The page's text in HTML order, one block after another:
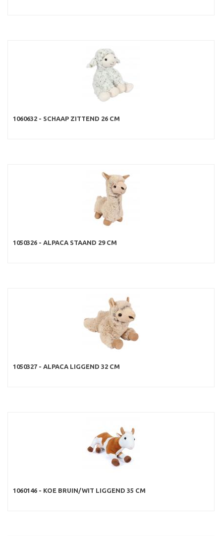
1060632 - SCHAAP ZITTEND 26 CM
1050326 - ALPACA STAAND 29 CM
1050327 - ALPACA LIGGEND 32 CM
1060146 - KOE BRUIN/WIT LIGGEND 35 CM